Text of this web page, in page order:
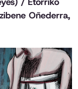
Oñederra,